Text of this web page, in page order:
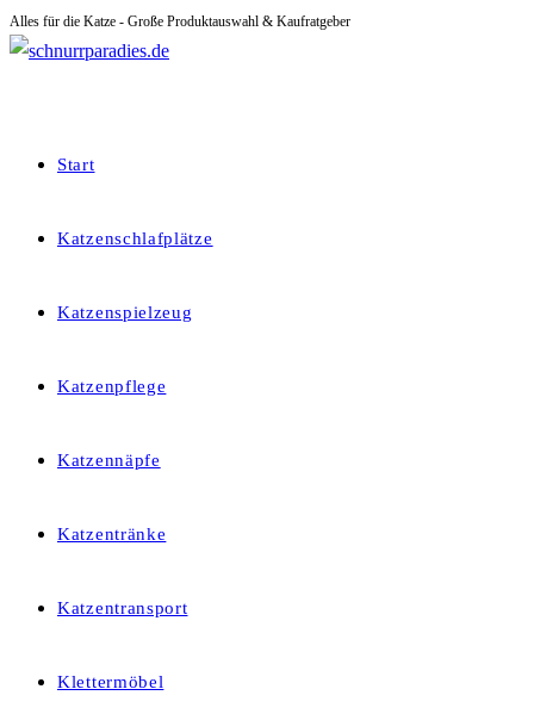
Zum
Inhalt
Alles für die Katze - Große Produktauswahl & Kaufratgeber
Start
Katzenschlafplätze
Katzenspielzeug
Katzenpflege
Katzennäpfe
Katzentränke
Katzentransport
Klettermöbel